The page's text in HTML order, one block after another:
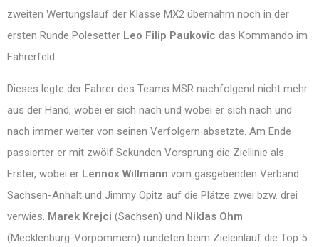
zweiten Wertungslauf der Klasse MX2 übernahm noch in der
ersten Runde Polesetter Leo Filip Paukovic das Kommando im
Fahrerfeld.
Dieses legte der Fahrer des Teams MSR nachfolgend nicht mehr
aus der Hand, wobei er sich nach und wobei er sich nach und
nach immer weiter von seinen Verfolgern absetzte. Am Ende
passierter er mit zwölf Sekunden Vorsprung die Ziellinie als
Erster, wobei er Lennox Willmann vom gasgebenden Verband
Sachsen-Anhalt und Jimmy Opitz auf die Plätze zwei bzw. drei
verwies. Marek Krejci (Sachsen) und Niklas Ohm
(Mecklenburg-Vorpommern) rundeten beim Zieleinlauf die Top 5